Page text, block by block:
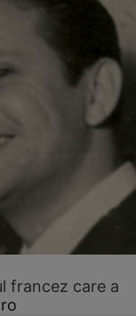
francez care a